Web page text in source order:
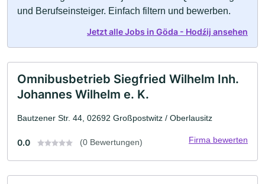
und Berufseinsteiger. Einfach filtern und bewerben.
Jetzt alle Jobs in Göda - Hodźij ansehen
Omnibusbetrieb Siegfried Wilhelm Inh.
Johannes Wilhelm e. K.
Bautzener Str. 44, 02692 Großpostwitz / Oberlausitz
0.0 (0 Bewertungen) Firma bewerten